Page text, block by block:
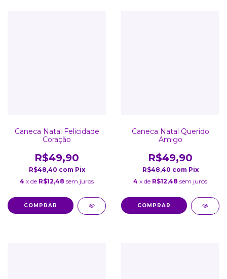
Caneca Natal Felicidade
Coração
R$49,90
R$48,40 com Pix
4 x de R$12,48 sem juros
COMPRAR
Caneca Natal Querido
Amigo
R$49,90
R$48,40 com Pix
4 x de R$12,48 sem juros
COMPRAR